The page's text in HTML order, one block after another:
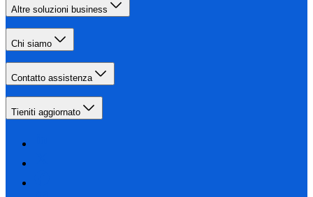
Altre soluzioni business
Chi siamo
Contatto assistenza
Tieniti aggiornato